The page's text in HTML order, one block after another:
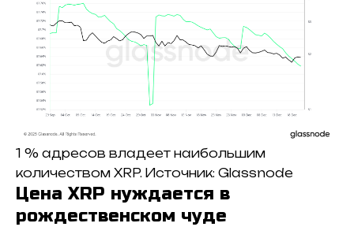
1 % адресов владеет наибольшим
количеством XRP. Источник: Glassnode
Цена XRP нуждается в
рождественском чуде